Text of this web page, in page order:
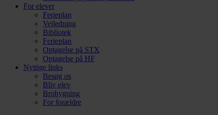
For elever
Ferieplan
Vejledning
Bibliotek
Ferieplan
Optagelse på STX
Optagelse på HF
Nyttige links
Besøg os
Bliv elev
Brobygning
For forældre